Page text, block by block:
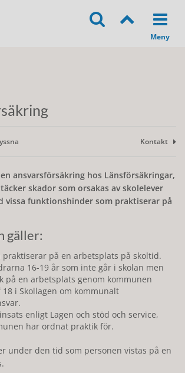
Kontakt
ansvarsförsäkring hos Länsförsäkringar,
skador som orsakas av skolelever
vissa funktionshinder som praktiserar på
gäller:
praktiserar på en arbetsplats på skoltid.
16-19 år som inte går i skolan men
på en arbetsplats genom kommunen
i Skollagen om kommunalt
enligt Lagen och stöd och service,
har ordnat praktik för.
under den tid som personen vistas på en